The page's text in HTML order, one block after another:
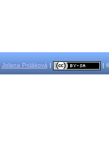
Jolana Poláková | |